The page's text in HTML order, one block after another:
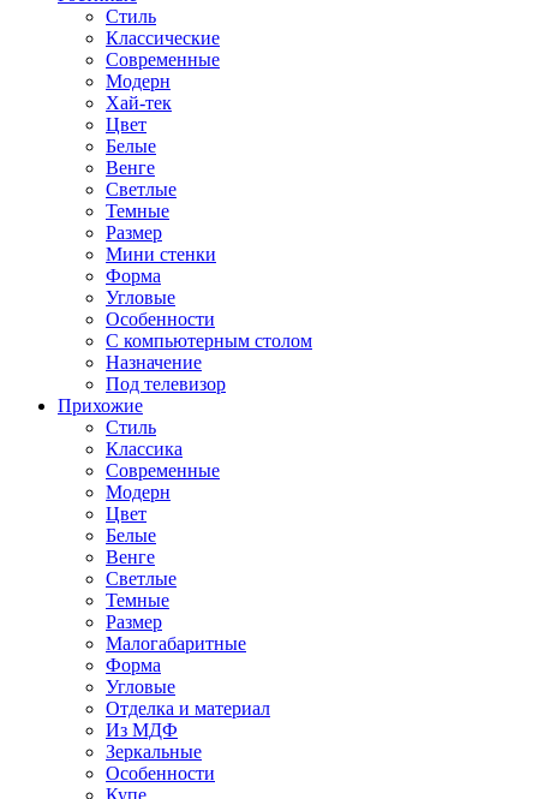
Стиль
Классические
Современные
Модерн
Хай-тек
Цвет
Белые
Венге
Светлые
Темные
Размер
Мини стенки
Форма
Угловые
Особенности
С компьютерным столом
Назначение
Под телевизор
Прихожие
Стиль
Классика
Современные
Модерн
Цвет
Белые
Венге
Светлые
Темные
Размер
Малогабаритные
Форма
Угловые
Отделка и материал
Из МДФ
Зеркальные
Особенности
Купе